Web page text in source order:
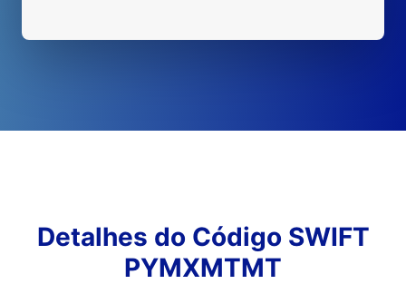
Detalhes do Código SWIFT
PYMXMTMT